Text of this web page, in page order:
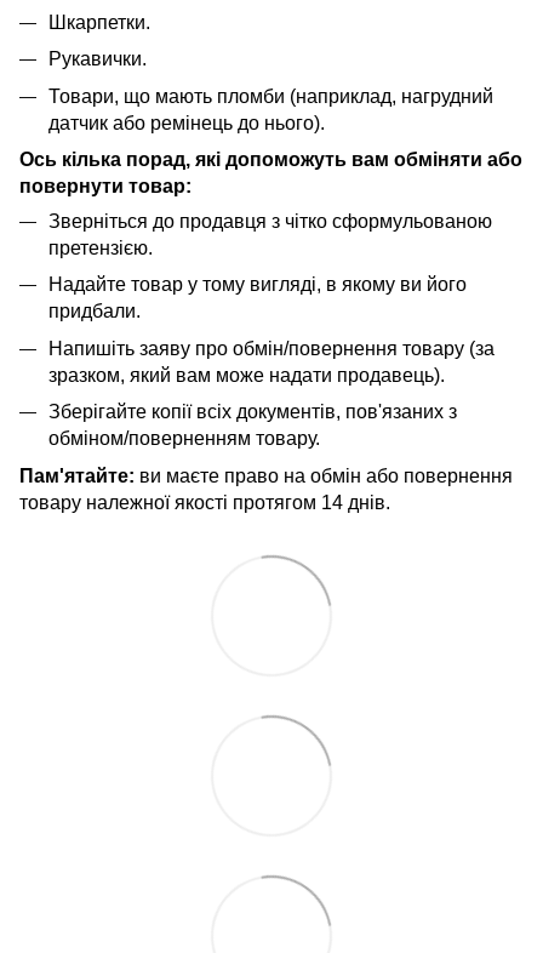
Шкарпетки.
Рукавички.
Товари, що мають пломби (наприклад, нагрудний
датчик або ремінець до нього).
Ось кілька порад, які допоможуть вам обміняти або
повернути товар:
Зверніться до продавця з чітко сформульованою
претензією.
Надайте товар у тому вигляді, в якому ви його
придбали.
Напишіть заяву про обмін/повернення товару (за
зразком, який вам може надати продавець).
Зберігайте копії всіх документів, пов'язаних з
обміном/поверненням товару.
Пам'ятайте: ви маєте право на обмін або повернення
товару належної якості протягом 14 днів.